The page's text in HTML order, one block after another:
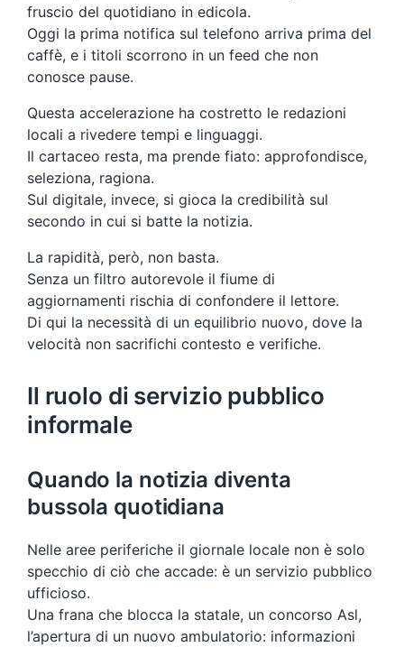
fruscio del quotidiano in edicola.
Oggi la prima notifica sul telefono arriva prima del
caffè, e i titoli scorrono in un feed che non
conosce pause.
Questa accelerazione ha costretto le redazioni
locali a rivedere tempi e linguaggi.
Il cartaceo resta, ma prende fiato: approfondisce,
seleziona, ragiona.
Sul digitale, invece, si gioca la credibilità sul
secondo in cui si batte la notizia.
La rapidità, però, non basta.
Senza un filtro autorevole il fiume di
aggiornamenti rischia di confondere il lettore.
Di qui la necessità di un equilibrio nuovo, dove la
velocità non sacrifichi contesto e verifiche.
Il ruolo di servizio pubblico
informale
Quando la notizia diventa
bussola quotidiana
Nelle aree periferiche il giornale locale non è solo
specchio di ciò che accade: è un servizio pubblico
ufficioso.
Una frana che blocca la statale, un concorso Asl,
l’apertura di un nuovo ambulatorio: informazioni